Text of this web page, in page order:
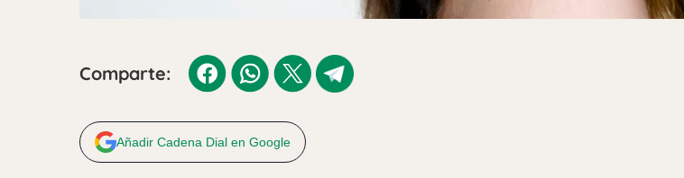
Comparte:
Añadir Cadena Dial en Google